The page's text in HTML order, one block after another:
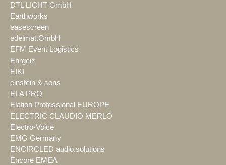
DTL LICHT GmbH
Earthworks
easescreen
edelmat.GmbH
EFM Event Logistics
Ehrgeiz
EIKI
einstein & sons
ELA PRO
Elation Professional EUROPE
ELECTRIC CLAUDIO MERLO
Electro-Voice
EMG Germany
ENCIRCLED audio.solutions
Encore EMEA